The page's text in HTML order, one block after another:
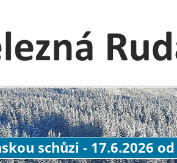
schůzi - 17.6.2026